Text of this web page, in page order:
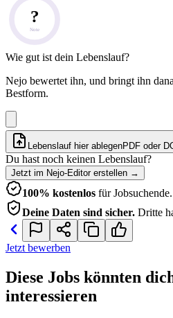
?
Note
Wie gut ist dein Lebenslauf?
Nejo bewertet ihn, und bringt ihn
Bestform.
Lebenslauf hier ablegenPDF oder
Du hast noch keinen Lebenslauf?
Jetzt im Nejo-Editor erstellen →
100% kostenlos für
Deine Daten sind sicher. Dritte
Jetzt bewerben
Diese Jobs könnten
interessieren